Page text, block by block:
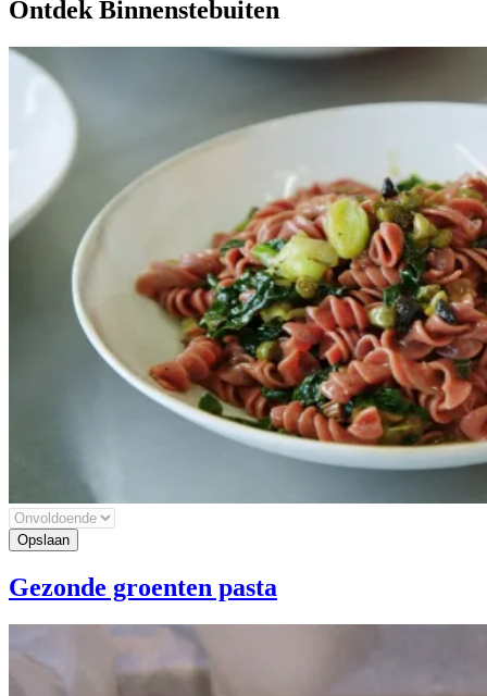
Ontdek Binnenstebuiten
Gezonde groenten pasta